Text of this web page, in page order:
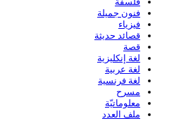
فنون جميلة
فيزياء
قصائد حديثة
قصة
لغة إنكليزية
لغة عربية
لغة فرنسية
مسرح
معلوماتيّة
ملف العدد